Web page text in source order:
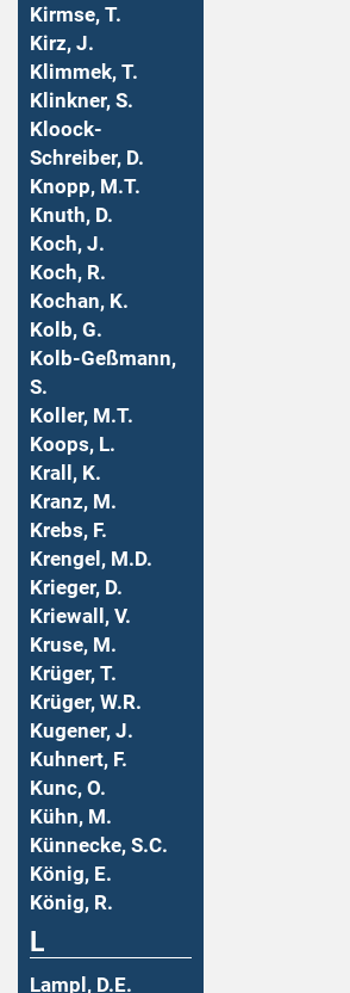
Kirmse, T.
Kirz, J.
Klimmek, T.
Klinkner, S.
Kloock-
Schreiber, D.
Knopp, M.T.
Knuth, D.
Koch, J.
Koch, R.
Kochan, K.
Kolb, G.
Kolb-Geßmann,
S.
Koller, M.T.
Koops, L.
Krall, K.
Kranz, M.
Krebs, F.
Krengel, M.D.
Krieger, D.
Kriewall, V.
Kruse, M.
Krüger, T.
Krüger, W.R.
Kugener, J.
Kuhnert, F.
Kunc, O.
Kühn, M.
Künnecke, S.C.
König, E.
König, R.
L
Lampl, D.E.